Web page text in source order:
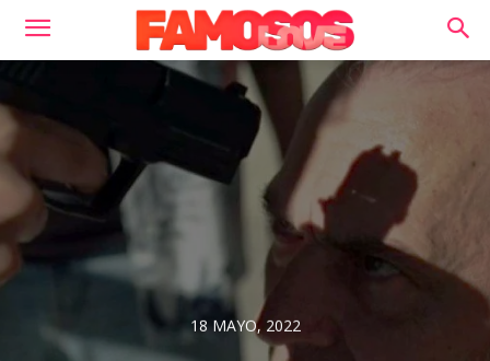
18 MAYO, 2022